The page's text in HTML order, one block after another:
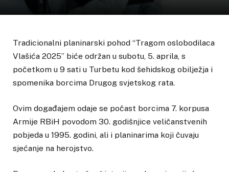
Tradicionalni planinarski pohod “Tragom oslobodilaca
Vlašića 2025” biće održan u subotu, 5. aprila, s
početkom u 9 sati u Turbetu kod šehidskog obilježja i
spomenika borcima Drugog svjetskog rata.
Ovim događajem odaje se počast borcima 7. korpusa
Armije RBiH povodom 30. godišnjice veličanstvenih
pobjeda u 1995. godini, ali i planinarima koji čuvaju
sjećanje na herojstvo.